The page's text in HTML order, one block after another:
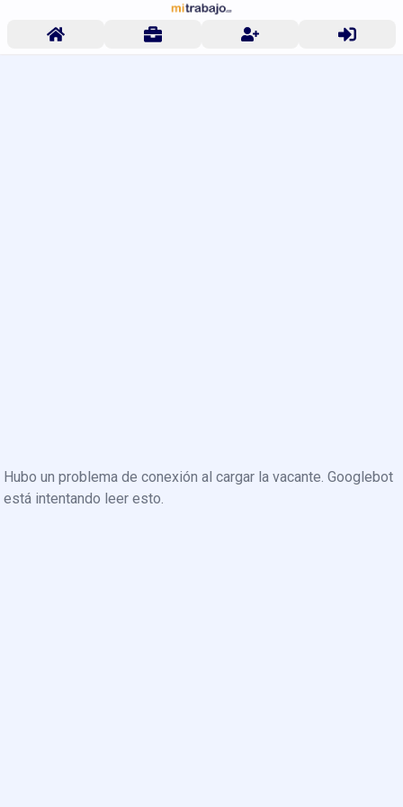
Hubo un problema de conexión al cargar la vacante. Googlebot
está intentando leer esto.